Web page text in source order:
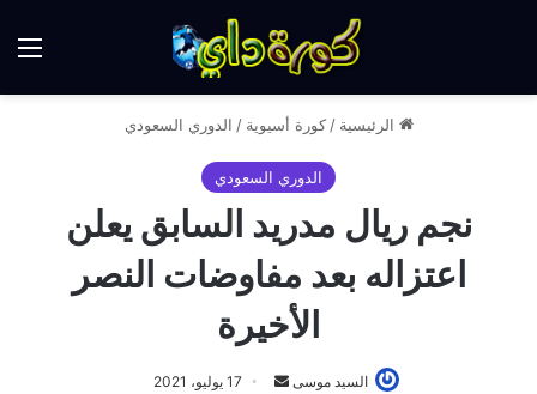
الرئيسية / كورة أسيوية / الدوري السعودي
الدوري السعودي
نجم ريال مدريد السابق يعلن
اعتزاله بعد مفاوضات النصر
الأخيرة
السيد موسى
أرسل 17 يوليو، 2021